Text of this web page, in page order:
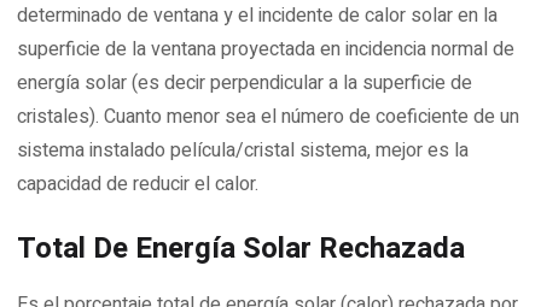
determinado de ventana y el incidente de calor solar en la
superficie de la ventana proyectada en incidencia normal de
energía solar (es decir perpendicular a la superficie de
cristales). Cuanto menor sea el número de coeficiente de un
sistema instalado película/cristal sistema, mejor es la
capacidad de reducir el calor.
Total De Energía Solar Rechazada